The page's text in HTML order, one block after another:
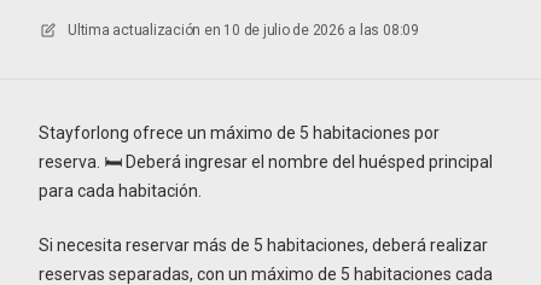
Ultima actualización en 10 de julio de 2026 a las 08:09
Stayforlong ofrece un máximo de 5 habitaciones por
reserva. 🛏️ Deberá ingresar el nombre del huésped principal
para cada habitación.
Si necesita reservar más de 5 habitaciones, deberá realizar
reservas separadas, con un máximo de 5 habitaciones cada